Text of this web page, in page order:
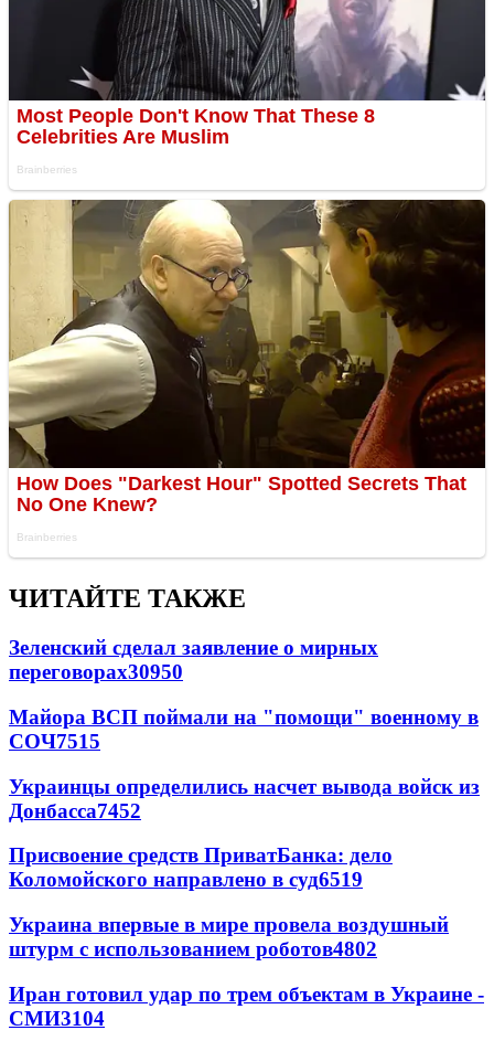
ЧИТАЙТЕ ТАКЖЕ
Зеленский сделал заявление о мирных
переговорах30950
Майора ВСП поймали на "помощи" военному в
СОЧ7515
Украинцы определились насчет вывода войск из
Донбасса7452
Присвоение средств ПриватБанка: дело
Коломойского направлено в суд6519
Украина впервые в мире провела воздушный
штурм с использованием роботов4802
Иран готовил удар по трем объектам в Украине -
СМИ3104